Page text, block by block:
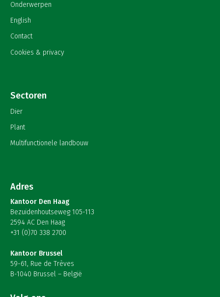
Onderwerpen
English
Contact
Cookies & privacy
Sectoren
Dier
Plant
Multifunctionele landbouw
Adres
Kantoor Den Haag
Bezuidenhoutseweg 105-113
2594 AC Den Haag
+31 (0)70 338 2700
Kantoor Brussel
59-61, Rue de Trèves
B-1040 Brussel – België